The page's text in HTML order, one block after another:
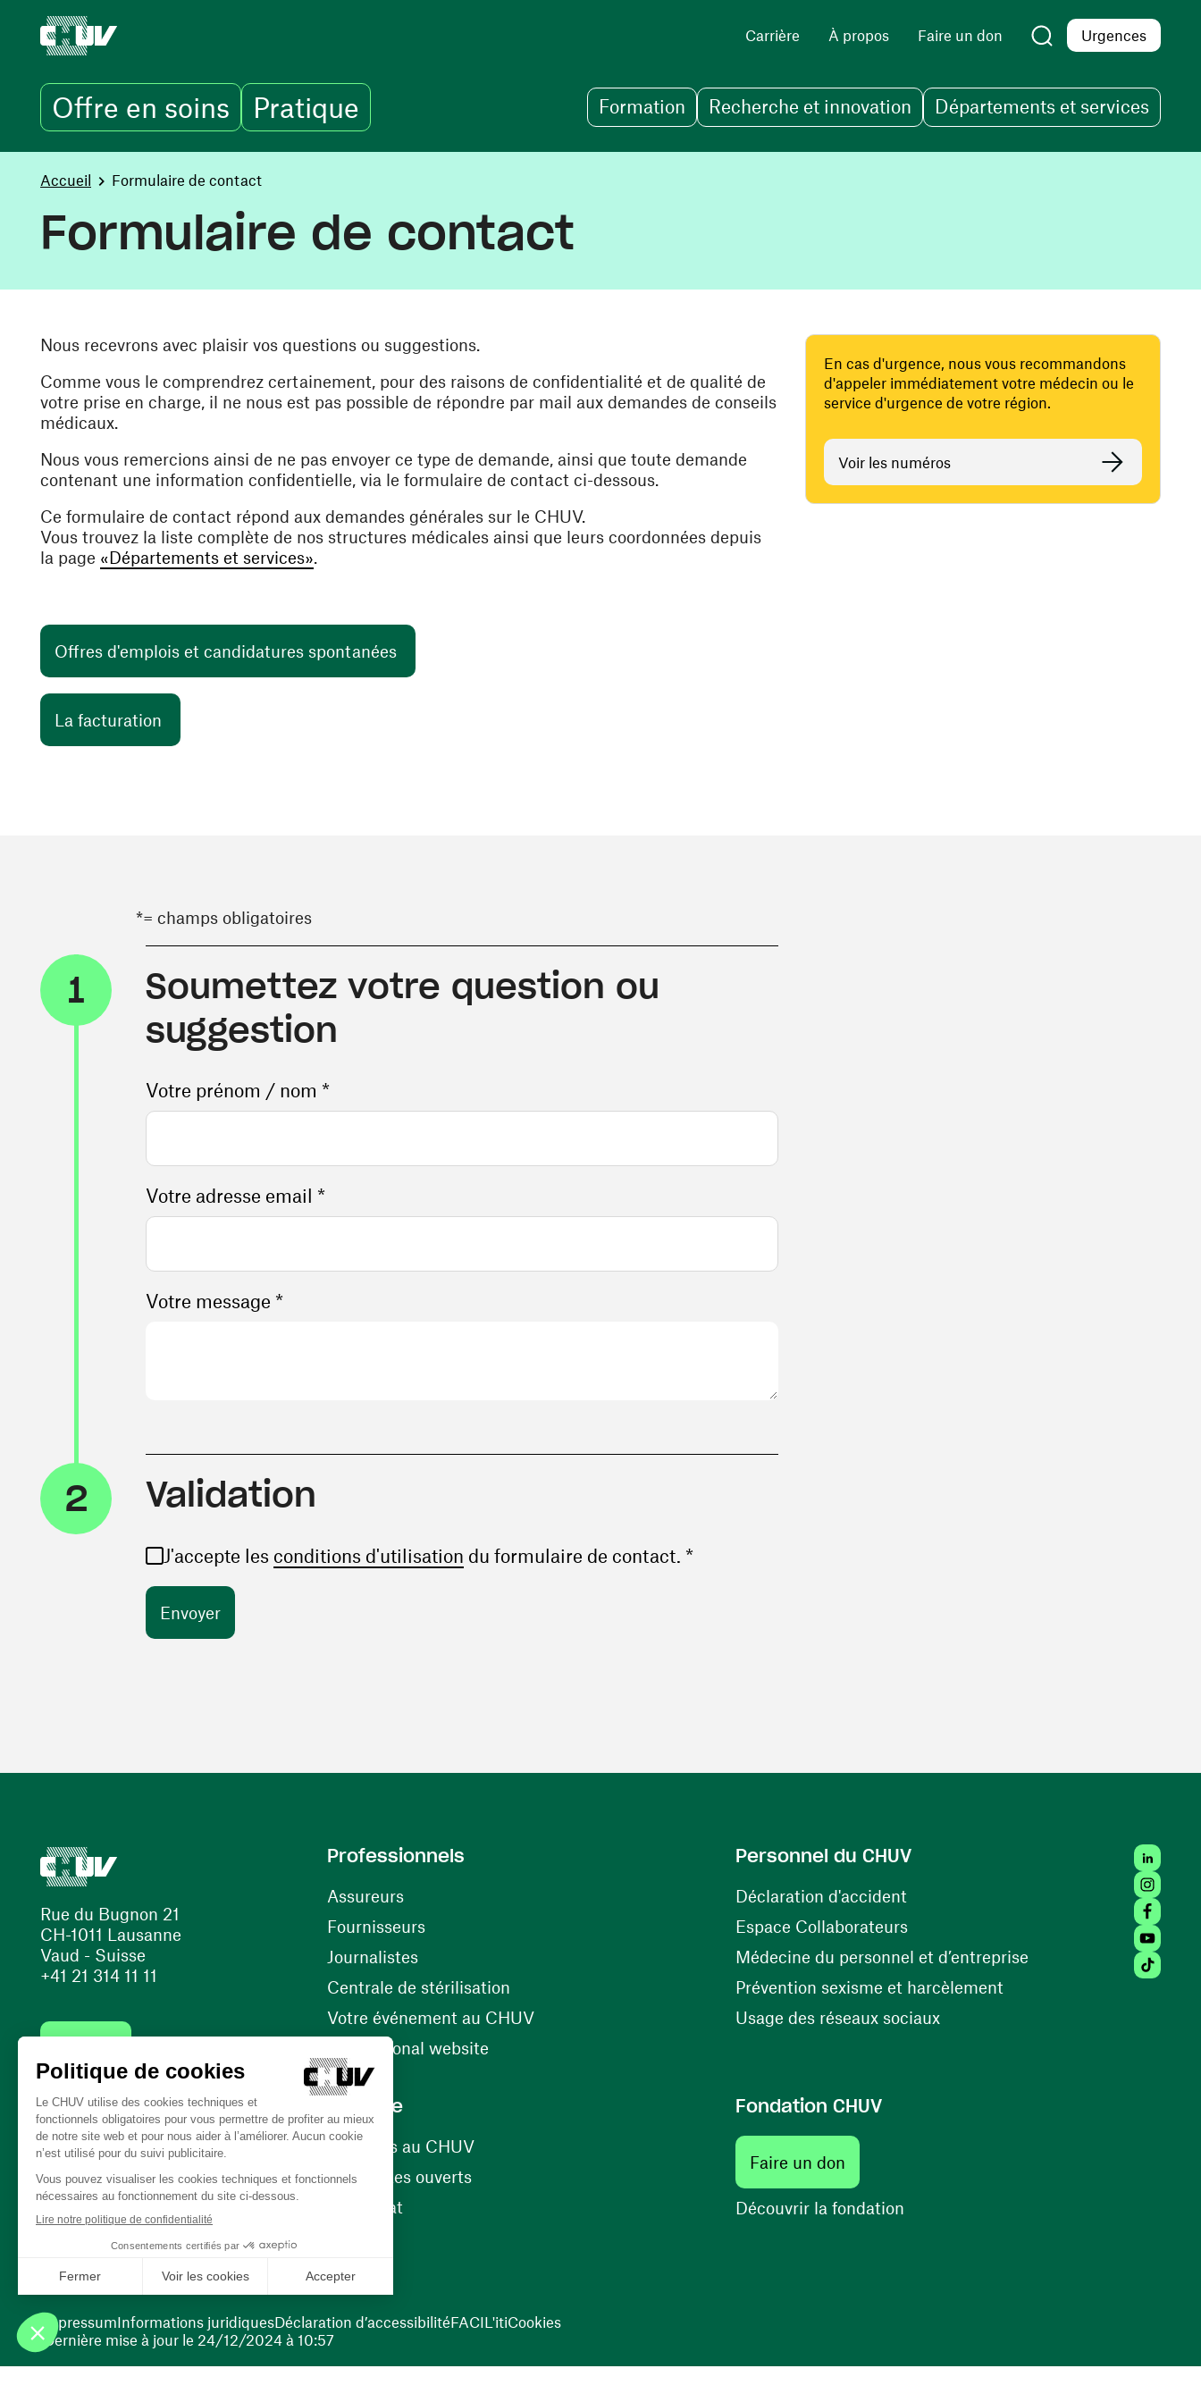
Carrière À propos Faire un don Urgences
Offre en soins Pratique Formation Recherche et innovation Départements et services
You are here:
Accueil Formulaire de contact
Formulaire de contact
Nous recevrons avec plaisir vos questions ou suggestions.
Comme vous le comprendrez certainement, pour des raisons de confidentialité et de qualité de
votre prise en charge, il ne nous est pas possible de répondre par mail aux demandes de conseils
médicaux.
Nous vous remercions ainsi de ne pas envoyer ce type de demande, ainsi que toute demande
contenant une information confidentielle, via le formulaire de contact ci-dessous.
Ce formulaire de contact répond aux demandes générales sur le CHUV.
Vous trouvez la liste complète de nos structures médicales ainsi que leurs coordonnées depuis
la page «Départements et services».
Offres d'emplois et candidatures spontanées
La facturation
En cas d'urgence, nous vous recommandons
d'appeler immédiatement votre médecin ou le
service d'urgence de votre région.
Voir les numéros
*= champs obligatoires
1
Soumettez votre question ou
suggestion
Votre prénom / nom *
Votre adresse email *
Votre message *
2 Validation
J'accepte les conditions d'utilisation (ouvre une nouvelle fenêtre)
du formulaire de contact. *
Rue du Bugnon 21
CH-1011 Lausanne
Vaud - Suisse
+41 21 314 11 11
(ouvre une nouvelle fenêtre)
(ouvre une nouvelle fenêtre)
Professionnels
Assureurs
Fournisseurs(ouvre une nouvelle fenêtre)
Journalistes
Centrale de stérilisation
Votre événement au CHUV(ouvre une nouvelle fenêtre)
International website
Personnel du CHUV
Déclaration d'accident(ouvre une nouvelle fenêtre)
Espace Collaborateurs(ouvre une nouvelle fenêtre)
Médecine du personnel et d’entreprise(ouvre une nouvelle
Prévention sexisme et harcèlement(ouvre une nouvelle
Usage des réseaux sociaux(ouvre une nouvelle fenêtre)
Carrière
Carrières au CHUV(ouvre une nouvelle fenêtre)
Nos postes ouverts(ouvre une nouvelle fenêtre)
Bénévolat
Fondation CHUV
Faire un don(ouvre une nouvelle fenêtre)
Découvrir la fondation(ouvre une nouvelle fenêtre)
Tiktok
Dernière mise à jour le 24/12/2024 à 10:57
ImpressumInformations juridiquesDéclaration d’accessibilitéFACIL'itiCookies